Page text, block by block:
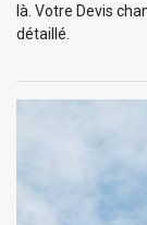
là. Votre Devis
détaillé.